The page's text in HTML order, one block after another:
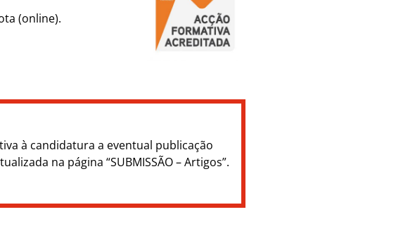
(online).
à candidatura a eventual publicação
na página “SUBMISSÃO – Artigos”.